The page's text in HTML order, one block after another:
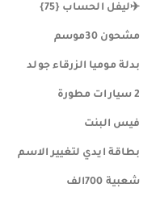
✈️ليفل الحساب {75}
مشحون 30موسم
بدلة موميا الزرقاء جولد
2 سيارات مطورة
فيس البنت
بطاقة ايدي لتغيير الاسم
شعبية 700الف